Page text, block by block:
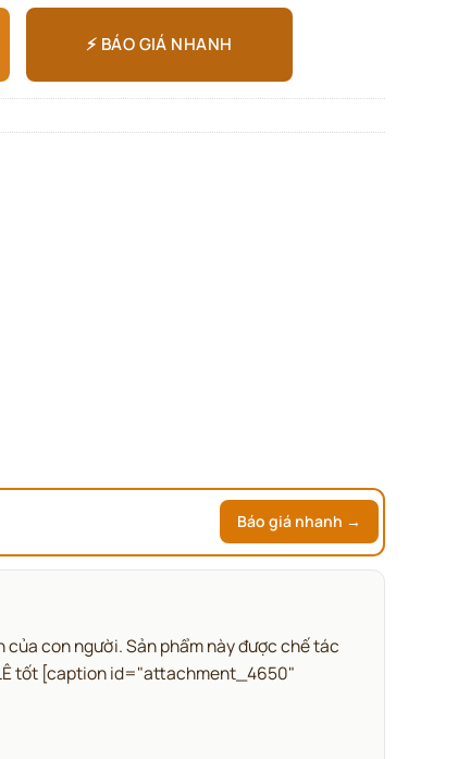
⚡ BÁO GIÁ NHANH
Báo giá nhanh →
của con người. Sản phẩm này được chế tác
LÊ tốt [caption id="attachment_4650"